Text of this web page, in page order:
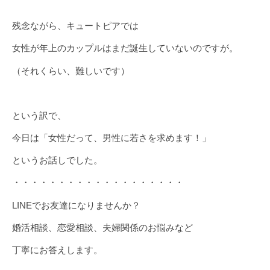
残念ながら、キュートピアでは
女性が年上のカップルはまだ誕生していないのですが。
（それくらい、難しいです）
という訳で、
今日は「女性だって、男性に若さを求めます！」
というお話しでした。
・・・・・・・・・・・・・・・・・・・
LINEでお友達になりませんか？
婚活相談、恋愛相談、夫婦関係のお悩みなど
丁寧にお答えします。